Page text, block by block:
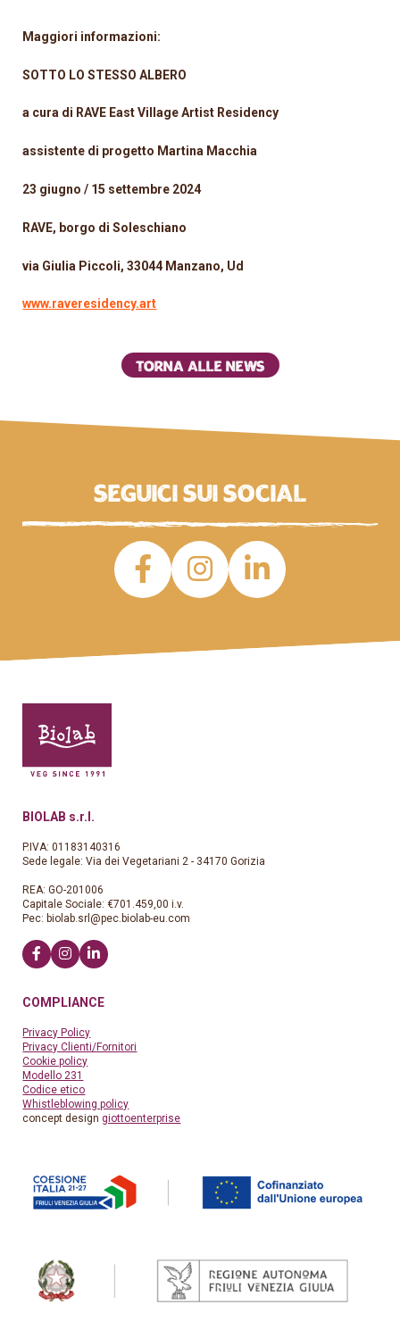
Maggiori informazioni:
SOTTO LO STESSO ALBERO
a cura di RAVE East Village Artist Residency
assistente di progetto Martina Macchia
23 giugno / 15 settembre 2024
RAVE, borgo di Soleschiano
via Giulia Piccoli, 33044 Manzano, Ud
www.raveresidency.art
Torna alle news
Seguici sui social
BIOLAB s.r.l.
P.IVA: 01183140316
Sede legale: Via dei Vegetariani 2 - 34170 Gorizia
REA: GO-201006
Capitale Sociale: €701.459,00 i.v.
Pec: biolab.srl@pec.biolab-eu.com
COMPLIANCE
Privacy Policy
Privacy Clienti/Fornitori
Cookie policy
Modello 231
Codice etico
Whistleblowing policy
concept design giottoenterprise